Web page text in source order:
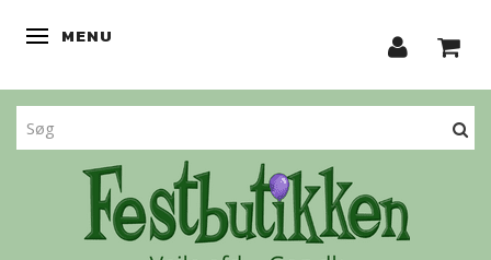
SKIFTE NAVIGATION
MENU